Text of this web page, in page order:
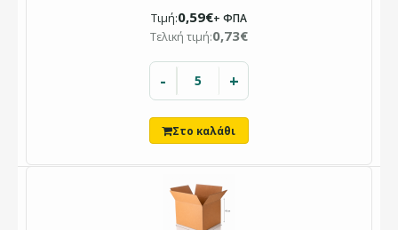
Τιμή:0,59€+ ΦΠΑ
Τελική τιμή:0,73€
- +